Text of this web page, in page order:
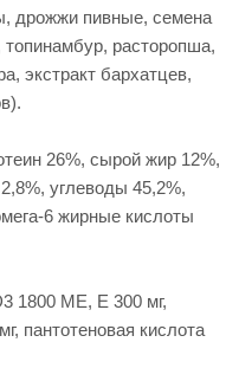
дрожжи пивные, семена
расторопша,
экстракт бархатцев,
26%, сырой жир 12%,
углеводы 45,2%,
6 жирные кислоты
1800 МЕ, Е 300 мг,
пантотеновая кислота